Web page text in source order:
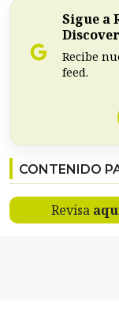
Sigue a
Discover
Recibe
feed.
CONTENIDO
Revisa